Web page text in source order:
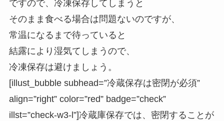
ですので、冷凍保存してしまうと
そのまま食べる場合は問題ないのですが、
常温になるまで待っていると
結露により湿気てしまうので、
冷凍保存は避けましょう。
[illust_bubble subhead=”冷蔵保存は密閉が必須”
align=”right” color=”red” badge=”check”
illst=”check-w3-l”]冷蔵庫保存では、密閉することが